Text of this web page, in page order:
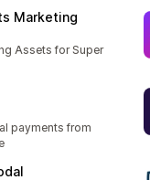
Marketing
Assets for Super
payments from